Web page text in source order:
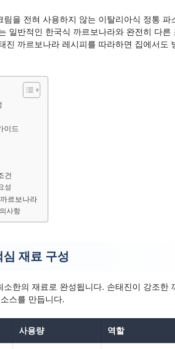
을 전혀 사용하지 않는 이탈리아식 정통 파
일반적인 한국식 까르보나라와 완전히 다른
진 까르보나라 레시피를 따라하면 집에서도
이드
건
성
르보나라
사항
재료 구성
한의 재료로 완성됩니다. 손태진이 강조한
스를 만듭니다.
사용량 역할